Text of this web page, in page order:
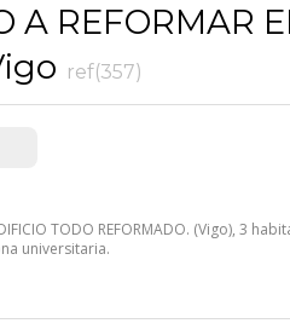
A REFORMAR
ref(357)
TODO REFORMADO. (Vigo), 3
universitaria.